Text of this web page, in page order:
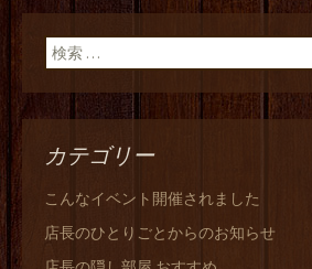
ン
検索:
カテゴリー
こんなイベント開催されました
店長のひとりごとからのお知らせ